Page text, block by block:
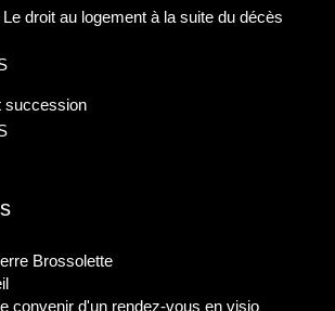
droit au logement à la suite du décès
succession
Brossolette
convenir d'un rendez-vous en visio